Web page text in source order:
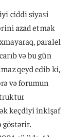
ciddi siyasi
azad etmək
paralel
və bu gün
qeyd edib ki,
və forumun
keçdiyi inkişaf
göstərir.